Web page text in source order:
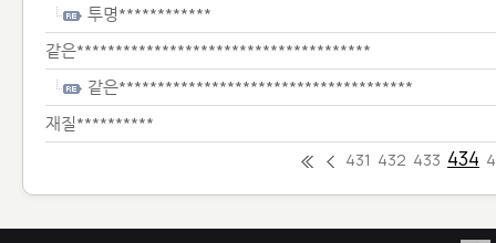
투명************
같은**************************************
같은**************************************
재질**********
431 432 433 434